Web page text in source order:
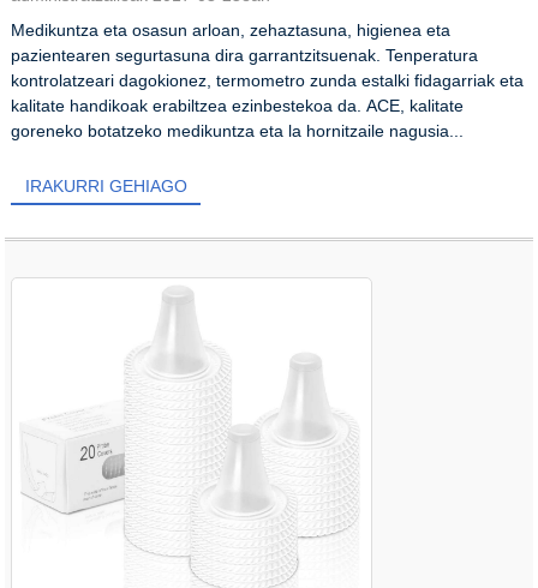
Medikuntza eta osasun arloan, zehaztasuna, higienea eta
pazientearen segurtasuna dira garrantzitsuenak. Tenperatura
kontrolatzeari dagokionez, termometro zunda estalki fidagarriak eta
kalitate handikoak erabiltzea ezinbestekoa da. ACE, kalitate
goreneko botatzeko medikuntza eta la hornitzaile nagusia...
IRAKURRI GEHIAGO